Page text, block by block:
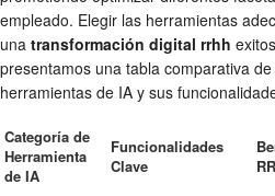
empleado. Elegir las herramientas
una transformación digital rrhh
presentamos una tabla comparativa
herramientas de IA y sus
Categoría de
Herramienta
de IA
Funcionalidades
Clave